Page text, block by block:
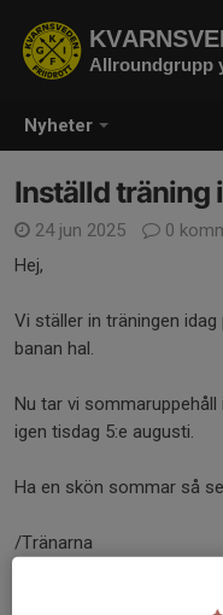
Nyheter
Allroundgrupp
Inställd träning
24 jun 2025
0
Hej,
Vi ställer in träningen
banan hal.
Nu tar vi
igen tisdag 5:e augusti.
Ha en skön sommar så
/Tränarna